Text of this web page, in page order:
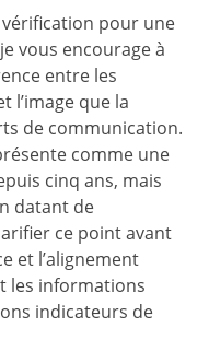
pour une
vous encourage à
entre les
l’image que la
de communication.
comme une
cinq ans, mais
datant de
ce point avant
et l’alignement
les informations
indicateurs de